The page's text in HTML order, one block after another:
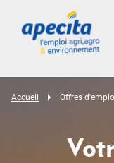
Accueil Offres